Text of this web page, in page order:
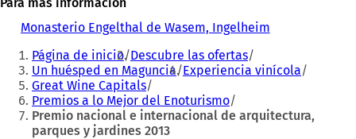
Monasterio Engelthal de Wasem, Ingelheim
a
e
Estás
aquí:
Página de inicio Descubre las ofertas
Un huésped en Maguncia Experiencia vinícola
Great Wine Capitals
Premios a lo Mejor del Enoturismo
Premio nacional e internacional de arquitectura,
parques y jardines 2013